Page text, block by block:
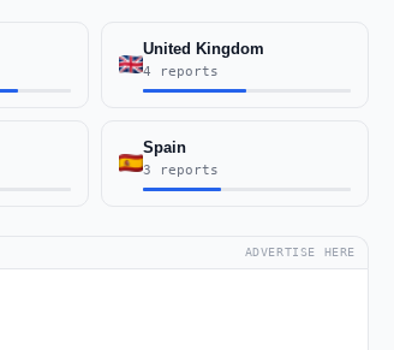
United Kingdom
4 reports
Spain
3 reports
ADVERTISE HERE